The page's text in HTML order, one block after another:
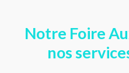
Notre Foire
nos